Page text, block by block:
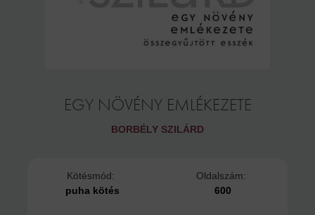
EGY NÖVÉNY EMLÉKEZETE
BORBÉLY SZILÁRD
Kötésmód:
puha kötés
Oldalszám:
600